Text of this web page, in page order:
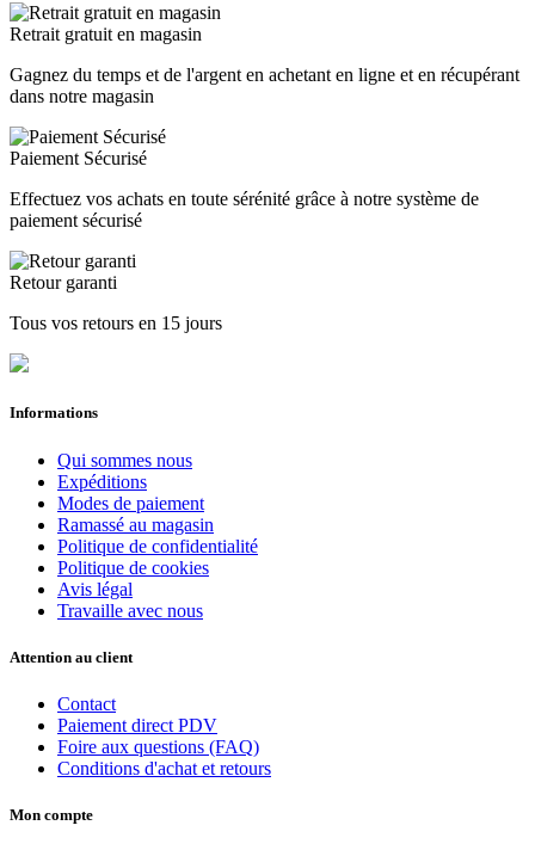
Retrait gratuit en magasin
Gagnez du temps et de l'argent en achetant en ligne et en récupérant
dans notre magasin
Paiement Sécurisé
Effectuez vos achats en toute sérénité grâce à notre système de
paiement sécurisé
Retour garanti
Tous vos retours en 15 jours
Informations
Qui sommes nous
Expéditions
Modes de paiement
Ramassé au magasin
Politique de confidentialité
Politique de cookies
Avis légal
Travaille avec nous
Attention au client
Contact
Paiement direct PDV
Foire aux questions (FAQ)
Conditions d'achat et retours
Mon compte